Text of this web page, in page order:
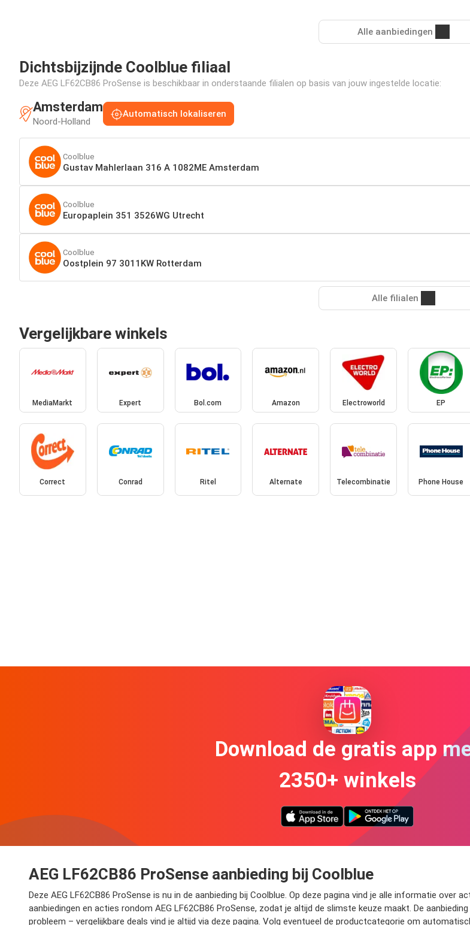
Alle aanbiedingen
Dichtsbijzijnde Coolblue filiaal
Deze AEG LF62CB86 ProSense is beschikbaar in onderstaande filialen op basis van jouw ingestelde locatie:
Amsterdam
Noord-Holland
Automatisch lokaliseren
Coolblue
Gustav Mahlerlaan 316 A 1082ME Amsterdam
Coolblue
Europaplein 351 3526WG Utrecht
Coolblue
Oostplein 97 3011KW Rotterdam
Alle filialen
Vergelijkbare winkels
MediaMarkt Expert Bol.com Amazon Electroworld EP
Correct Conrad Ritel Alternate Telecombinatie Phone House
Download de gratis app
2350+ winkels
AEG LF62CB86 ProSense aanbieding bij Coolblue
Deze AEG LF62CB86 ProSense is nu in de aanbieding bij Coolblue. Op deze pagina vind je alle informatie over
aanbiedingen en acties rondom AEG LF62CB86 ProSense, zodat je altijd de slimste keuze maakt. De
probleem – vergelijkbare deals vind je altijd via deze pagina. Volg eventueel de productcategorie om